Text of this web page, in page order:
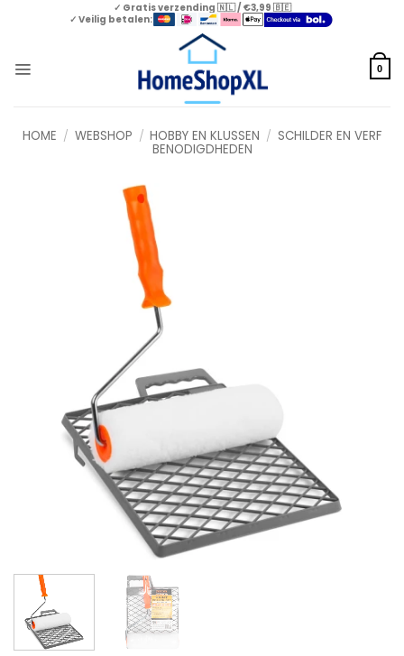
✓ Gratis verzending 🇳🇱 / €3,99 🇧🇪
✓ Veilig betalen:
0
HOME / WEBSHOP / HOBBY EN KLUSSEN / SCHILDER EN VERF
BENODIGDHEDEN